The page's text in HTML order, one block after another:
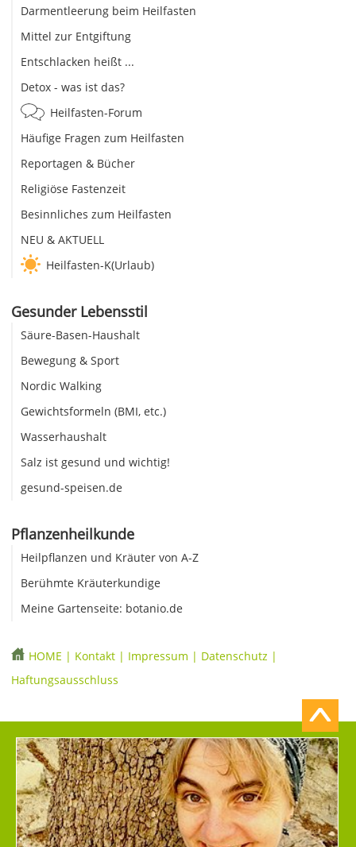
Darmentleerung beim Heilfasten
Mittel zur Entgiftung
Entschlacken heißt ...
Detox - was ist das?
Heilfasten-Forum
Häufige Fragen zum Heilfasten
Reportagen & Bücher
Religiöse Fastenzeit
Besinnliches zum Heilfasten
NEU & AKTUELL
Heilfasten-K(Urlaub)
Gesunder Lebensstil
Säure-Basen-Haushalt
Bewegung & Sport
Nordic Walking
Gewichtsformeln (BMI, etc.)
Wasserhaushalt
Salz ist gesund und wichtig!
gesund-speisen.de
Pflanzenheilkunde
Heilpflanzen und Kräuter von A-Z
Berühmte Kräuterkundige
Meine Gartenseite: botanio.de
HOME | Kontakt | Impressum | Datenschutz |
Haftungsausschluss